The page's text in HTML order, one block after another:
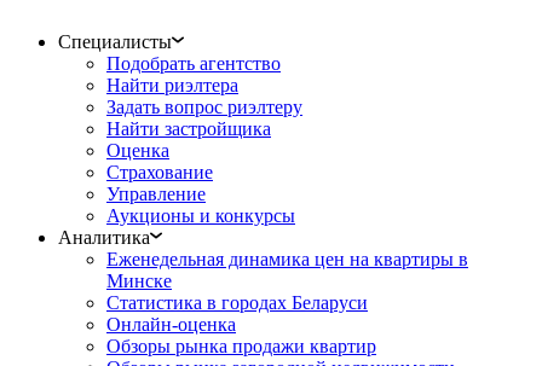
Специалисты
Подобрать агентство
Найти риэлтера
Задать вопрос риэлтеру
Найти застройщика
Оценка
Страхование
Управление
Аукционы и конкурсы
Аналитика
Еженедельная динамика цен на квартиры в
Минске
Статистика в городах Беларуси
Онлайн-оценка
Обзоры рынка продажи квартир